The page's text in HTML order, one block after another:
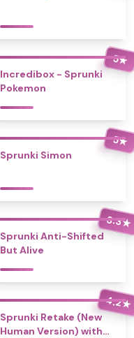
5★
Incredibox - Sprunki
Pokemon
5★
Sprunki Simon
3.3★
Sprunki Anti-Shifted
But Alive
4.2★
Sprunki Retake (New
Human Version) with